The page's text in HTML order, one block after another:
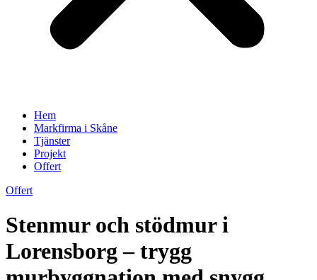
Hem
Markfirma i Skåne
Tjänster
Projekt
Offert
Offert
Stenmur och stödmur i
Lorensborg – trygg